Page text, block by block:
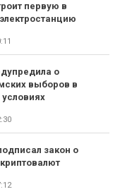
первую в
о
выборов в
закон о